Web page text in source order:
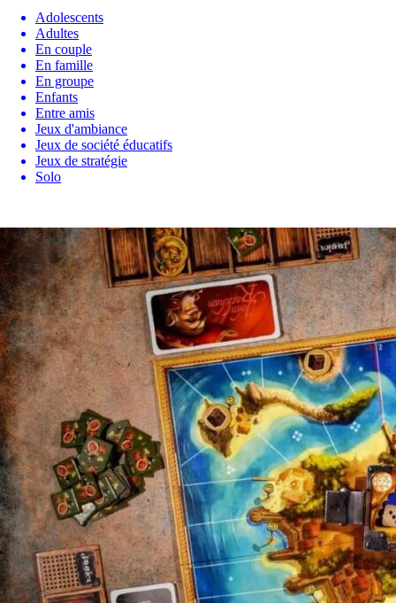
Adolescents
Adultes
En couple
En famille
En groupe
Enfants
Entre amis
Jeux d'ambiance
Jeux de société éducatifs
Jeux de stratégie
Solo